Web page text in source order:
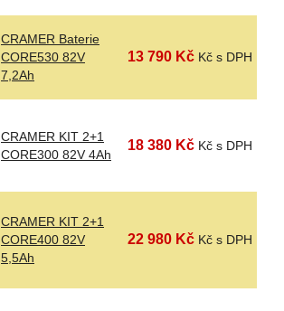
CRAMER Baterie
CORE530 82V
7,2Ah
13 790 Kč Kč s DPH
CRAMER KIT 2+1
CORE300 82V 4Ah
18 380 Kč Kč s DPH
CRAMER KIT 2+1
CORE400 82V
5,5Ah
22 980 Kč Kč s DPH